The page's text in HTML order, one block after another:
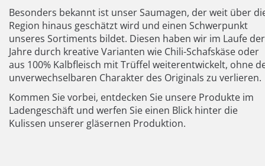
Besonders bekannt ist unser Saumagen, der weit über
Region hinaus geschätzt wird und einen Schwerpunkt
unseres Sortiments bildet. Diesen haben wir im Laufe der
Jahre durch kreative Varianten wie Chili-Schafskäse oder
aus 100% Kalbfleisch mit Trüffel weiterentwickelt, ohne
unverwechselbaren Charakter des Originals zu verlieren.
Kommen Sie vorbei, entdecken Sie unsere Produkte im
Ladengeschäft und werfen Sie einen Blick hinter die
Kulissen unserer gläsernen Produktion.